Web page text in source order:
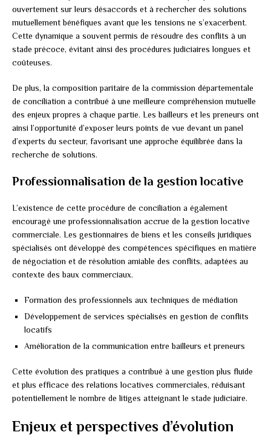
ouvertement sur leurs désaccords et à rechercher des solutions
mutuellement bénéfiques avant que les tensions ne s’exacerbent.
Cette dynamique a souvent permis de résoudre des conflits à un
stade précoce, évitant ainsi des procédures judiciaires longues et
coûteuses.
De plus, la composition paritaire de la commission départementale
de conciliation a contribué à une meilleure compréhension mutuelle
des enjeux propres à chaque partie. Les bailleurs et les preneurs ont
ainsi l’opportunité d’exposer leurs points de vue devant un panel
d’experts du secteur, favorisant une approche équilibrée dans la
recherche de solutions.
Professionnalisation de la gestion locative
L’existence de cette procédure de conciliation a également
encouragé une professionnalisation accrue de la gestion locative
commerciale. Les gestionnaires de biens et les conseils juridiques
spécialisés ont développé des compétences spécifiques en matière
de négociation et de résolution amiable des conflits, adaptées au
contexte des baux commerciaux.
Formation des professionnels aux techniques de médiation
Développement de services spécialisés en gestion de conflits
locatifs
Amélioration de la communication entre bailleurs et preneurs
Cette évolution des pratiques a contribué à une gestion plus fluide
et plus efficace des relations locatives commerciales, réduisant
potentiellement le nombre de litiges atteignant le stade judiciaire.
Enjeux et perspectives d’évolution